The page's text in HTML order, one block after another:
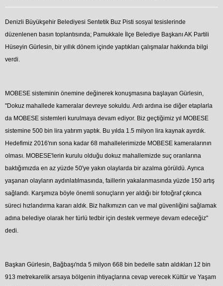
Denizli Büyükşehir Belediyesi Sentetik Buz Pisti sosyal tesislerinde
düzenlenen basın toplantısında; Pamukkale İlçe Belediye Başkanı AK Partili
Hüseyin Gürlesin, bir yıllık dönem içinde yaptıkları çalışmalar hakkında bilgi
verdi.
MOBESE sisteminin önemine değinerek konuşmasına başlayan Gürlesin,
"Dokuz mahallede kameralar devreye sokuldu. Ardı ardına ise diğer etaplarla
da MOBESE sistemleri kurulmaya devam ediyor. Biz geçtiğimiz yıl MOBESE
sistemine 500 bin lira yatırım yaptık. Bu yılda 1.5 milyon lira kaynak ayırdık.
Hedefimiz 2016'nın sona kadar 68 mahallelerimizde MOBESE kameralarının
olması. MOBESE'lerin kurulu olduğu dokuz mahallemizde suç oranlarına
baktığımızda en az yüzde 50'ye yakın olaylarda bir azalma görüldü. Ayrıca
yaşanan olayların aydınlatılmasında, faillerin yakalanmasında yüzde 150 artış
sağlandı. Karşımıza böyle önemli sonuçların yer aldığı bir fotoğraf çıkınca
süreci hızlandırma kararı aldık. Biz halkımızın can ve mal güvenliğini sağlamak
adına belediye olarak her türlü tedbir için destek vermeye devam edeceğiz"
dedi.
Başkan Gürlesin, Bağbaşı'nda 5 milyon 668 bin bedelle satın aldıkları 12 bin
913 metrekarelik arsaya bölgenin ihtiyaçlarına cevap verecek Kültür ve Yaşam